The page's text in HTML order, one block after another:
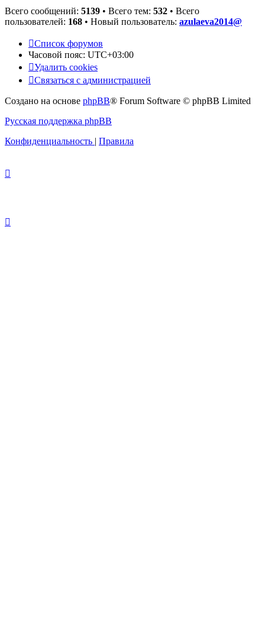
Всего сообщений: 5139 • Всего тем: 532 • Всего
пользователей: 168 • Новый пользователь: azulaeva2014@
Список форумов
Часовой пояс: UTC+03:00
Удалить cookies
Связаться
администрацией
Связаться с администрацией
Создано на основе phpBB® Forum Software © phpBB Limited
Русская поддержка phpBB
Конфиденциальность | Правила